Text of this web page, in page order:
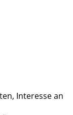
Interesse an